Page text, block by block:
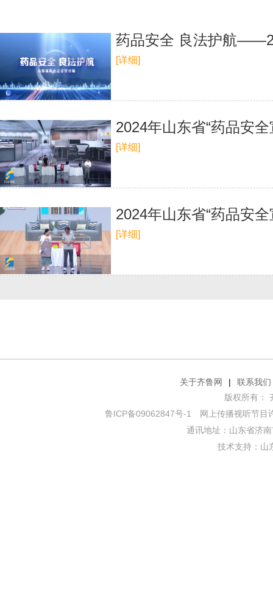
药品安全 良法护航
[详细]
2024年山东省“药品安
[详细]
2024年山东省“药品安
[详细]
关于齐鲁网 |
联系我们
版权所有：
鲁ICP备09062847号-1 网上传播视听节目
通讯地址：山东省济
技术支持： 山